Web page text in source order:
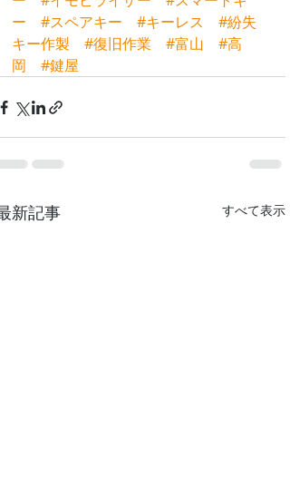
ー
#スペアキー #キーレス
#紛失
キー作製
#復旧作業 #富山
#高
岡
#鍵屋
新記事 すべて表示